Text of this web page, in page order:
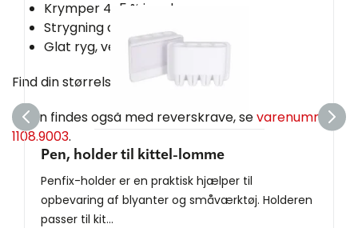
Krymper 4-5 % i vask
Strygning anbefales
Glat ryg, velegnet til tryk.
Find din størrelse i størrelsesguiden.
Kitlen findes også med reverskrave, sevarenummer
1108.9003.
Pen, holder til kittel-lomme
Penfix-holder er en praktisk hjælper til
opbevaring af blyanter og småværktøj. Holderen
passer til kit...